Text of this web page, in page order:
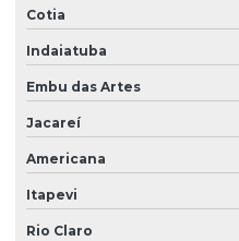
Laudo ergonômico do trabalho
Laudo de iluminância
Laudo de insalubridade para
Laudo de insalubridade nr
Cotia
Indaiatuba
Embu das Artes
Jacareí
Americana
Itapevi
Rio Claro